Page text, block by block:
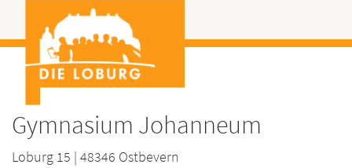
Gymnasium Johanneum
Loburg 15 | 48346 Ostbevern